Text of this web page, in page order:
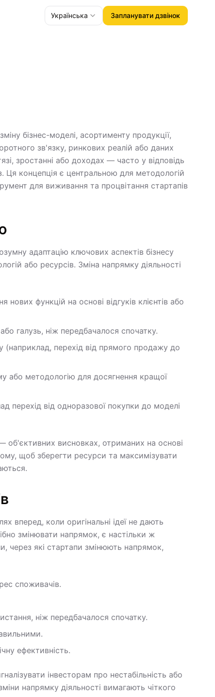
Українська Запланувати дзвінок
бізнес-моделі, асортименту продукції,
зв'язку, ринкових реалій або даних
зростанні або доходах — часто у відповідь
Ця концепція є центральною для методологій
для виживання та процвітання стартапів
адаптацію ключових аспектів бізнесу
або ресурсів. Зміна напрямку діяльності
функцій на основі відгуків клієнтів або
галузь, ніж передбачалося спочатку.
(наприклад, перехід від прямого продажу до
або методологію для досягнення кращої
перехід від одноразової покупки до моделі
об'єктивних висновках, отриманих на основі
щоб зберегти ресурси та максимізувати
вперед, коли оригінальні ідеї не дають
змінювати напрямок, є настільки ж
через які стартапи змінюють напрямок,
споживачів.
ніж передбачалося спочатку.
ефективність.
інвесторам про нестабільність або
напрямку діяльності вимагають чіткого